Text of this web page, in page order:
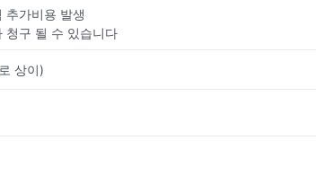
추가비용 발생
청구 될 수 있습니다
상이)